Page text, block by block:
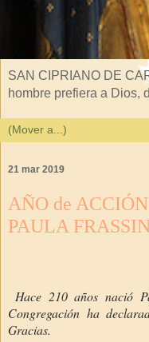
SAN CIPRIANO DE
hombre prefiera a Dios,
21 mar 2019
AÑO de
PAULA
Hace 210 años nació
Congregación ha
Gracias.